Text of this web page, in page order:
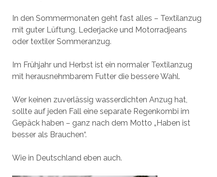
In den Sommermonaten geht fast alles – Textilanzug
mit guter Lüftung, Lederjacke und Motorradjeans
oder textiler Sommeranzug.
Im Frühjahr und Herbst ist ein normaler Textilanzug
mit herausnehmbarem Futter die bessere Wahl.
Wer keinen zuverlässig wasserdichten Anzug hat,
sollte auf jeden Fall eine separate Regenkombi im
Gepäck haben – ganz nach dem Motto „Haben ist
besser als Brauchen“.
Wie in Deutschland eben auch.